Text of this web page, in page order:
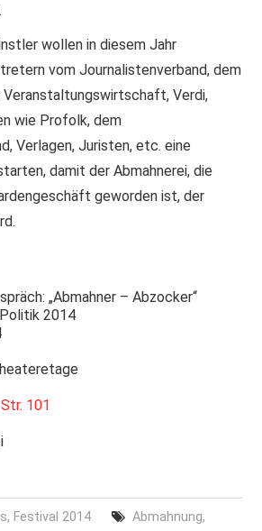
wollen in diesem Jahr
vom Journalistenverband, dem
Veranstaltungswirtschaft, Verdi,
wie Profolk, dem
Verlagen, Juristen, etc. eine
damit der Abmahnerei, die
geworden ist, der
„Abmahner – Abzocker“
2014
101
, Festival 2014 Abmahnung,